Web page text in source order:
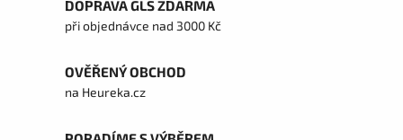
DOPRAVA GLS ZDARMA
při objednávce nad 3000 Kč
OVĚŘENÝ OBCHOD
na Heureka.cz